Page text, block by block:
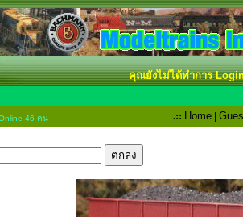
คุณยังไม่ได้ทำการ
46 คน .:: Home |